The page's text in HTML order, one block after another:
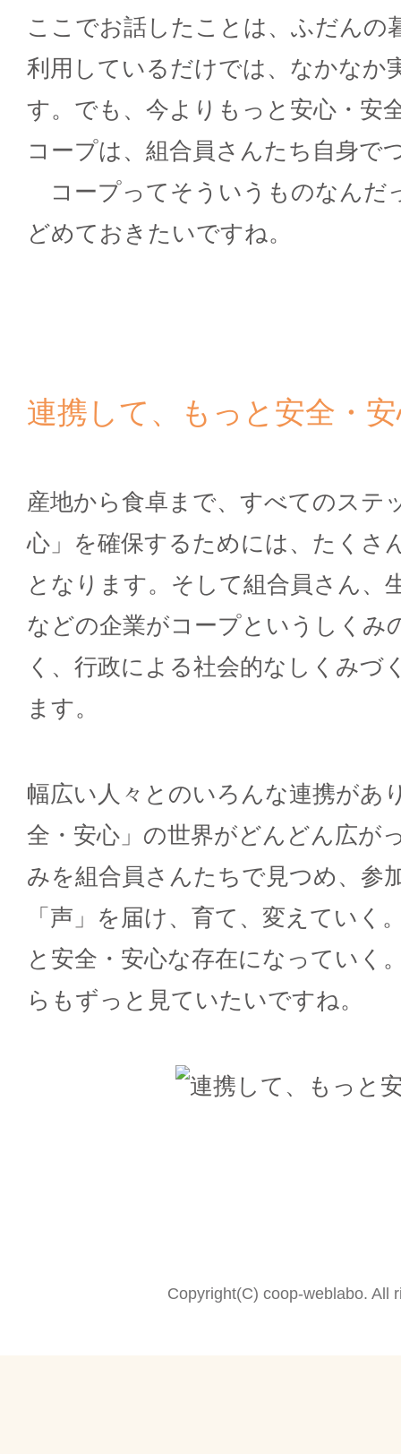
ここでお話したことは、ふだんの
利用しているだけでは、なかなか
す。でも、今よりもっと安心・安
コープは、組合員さんたち自身で
コープってそういうものなんだ
どめておきたいですね。
連携して、もっと安全・
産地から食卓まで、すべてのステ
心」を確保するためには、たくさ
となります。そして組合員さん、
などの企業がコープというしくみ
く、行政による社会的なしくみづ
ます。
幅広い人々とのいろんな連携があ
全・安心」の世界がどんどん広が
みを組合員さんたちで見つめ、参
「声」を届け、育て、変えていく
と安全・安心な存在になっていく
らもずっと見ていたいですね。
Copyright(C) coop-weblabo. All